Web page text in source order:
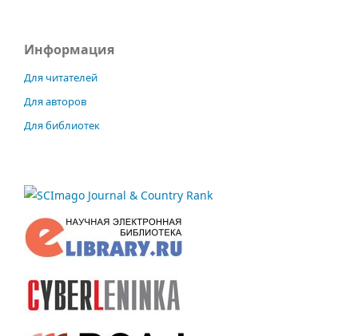
Информация
Для читателей
Для авторов
Для библиотек